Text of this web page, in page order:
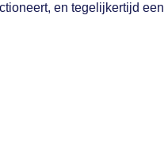
en tegelijkertijd een